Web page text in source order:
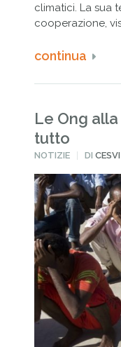
climatici. La sua
cooperazione,
continua
Le Ong
tutto
PUBBLICATO
NOTIZIE DICESVI